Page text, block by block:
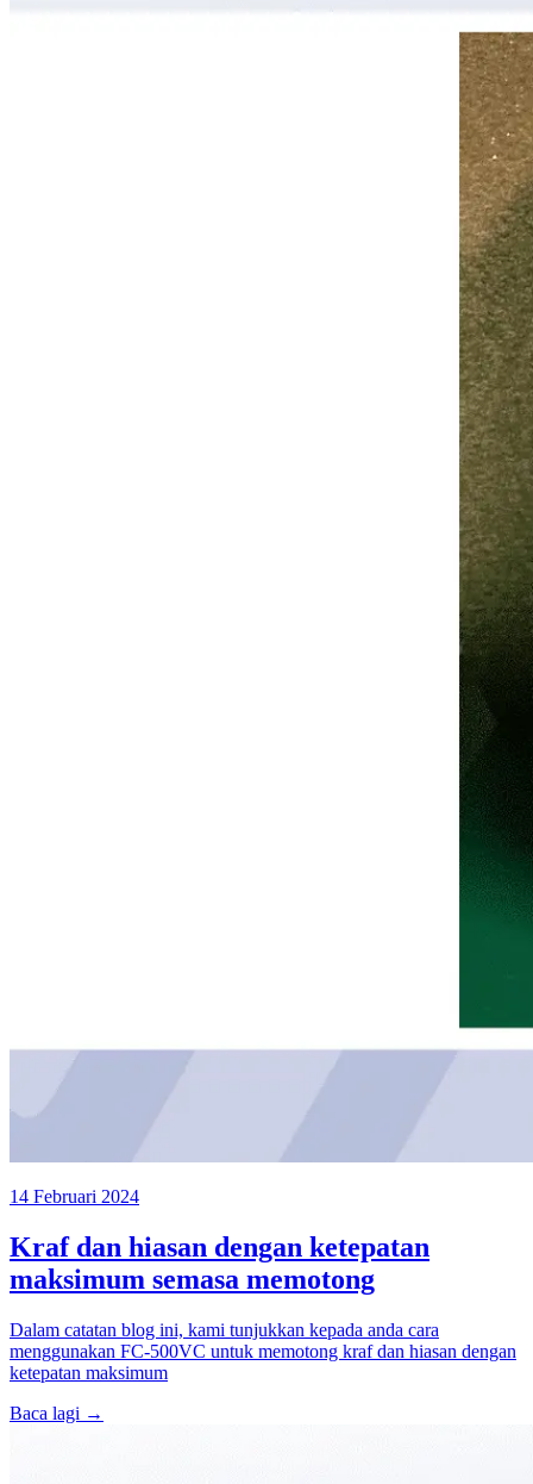
14 Februari 2024
Kraf dan hiasan dengan ketepatan
maksimum semasa memotong
Dalam catatan blog ini, kami tunjukkan kepada anda cara
menggunakan FC-500VC untuk memotong kraf dan hiasan dengan
ketepatan maksimum
Baca lagi →